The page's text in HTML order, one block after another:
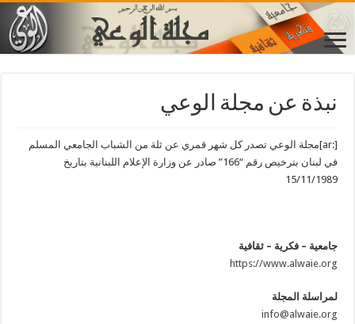
نبذة عن مجلة الوعي
[:ar]مجلة الوعي تصدر كل شهر قمري عن ثلة من الشباب الجامعي المسلم
في لبنان بترخيص رقم “166” صادر عن وزارة الإعلام اللبنانية بتاريخ
15/11/1989
جامعية – فكرية – ثقافية
https://www.alwaie.org
لمراسلة المجلة
info@alwaie.org